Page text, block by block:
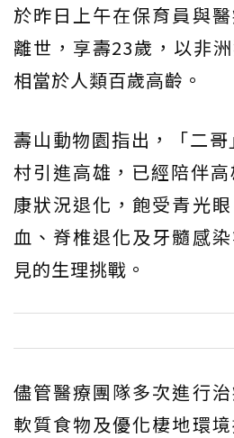
於昨日上午在保育員與
離世，享壽23歲，以非
相當於人類百歲高齡。
壽山動物園指出，「二
村引進高雄，已經陪伴
康狀況退化，飽受青光
血、脊椎退化及牙髓感
見的生理挑戰。
儘管醫療團隊多次進行
軟質食物及優化棲地環